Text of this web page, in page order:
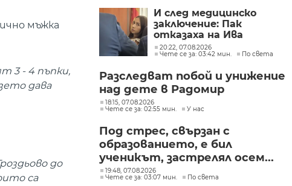
мъжка
3 - 4 пъпки,
дава
до
са
И след медицинско
заключение: Пак
отказаха на Ива
Михайлова да се лекува
в България
20:22, 07.08.2026
Чете се за: 03:42 мин.
По света
Разследват побой и унижение
над дете в Радомир
18:15, 07.08.2026
Чете се за: 02:55 мин.
У нас
Под стрес, свързан с
образованието, е бил
ученикът, застрелял осем...
19:48, 07.08.2026
Чете се за: 03:07 мин.
По света